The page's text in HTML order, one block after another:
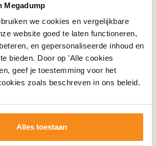
Megadump
we cookies en vergelijkbare
website goed te laten functioneren,
en gepersonaliseerde inhoud en
bieden. Door op 'Alle cookies
geef je toestemming voor het
zoals beschreven in ons beleid.
Alles toestaan